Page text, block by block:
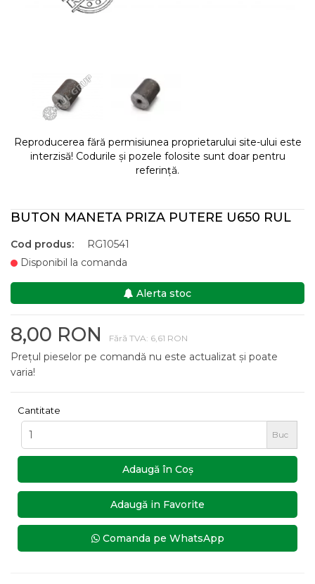
Reproducerea fără permisiunea proprietarului site-ului este
interzisă! Codurile și pozele folosite sunt doar pentru
referință.
BUTON MANETA PRIZA PUTERE U650 RUL
Cod produs:
RG10541
Disponibil la comanda
Alerta stoc
8,00 RON Fără TVA: 6,61 RON
Prețul pieselor pe comandă nu este actualizat și poate
varia!
Cantitate
Buc
Adaugă în Coş
Adaugă in Favorite
Comanda pe WhatsApp